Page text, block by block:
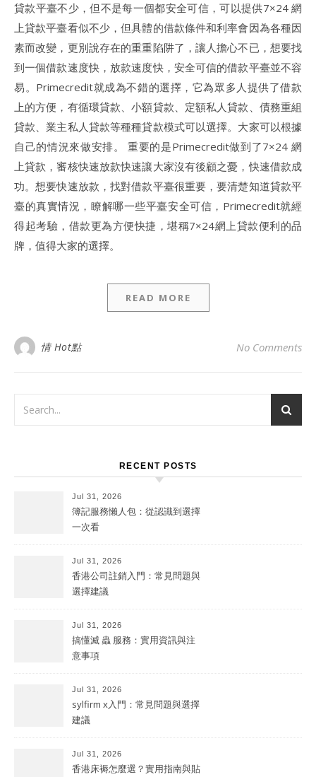
貸款平臺不少，但不是每一個都安全可信，可以提供7×24 網
上貸款平臺看似不少，但具體的借款條件和利率會因為各種因
素而改變，更別說存在的重重陷阱了，讓人擔心不已，想要找
到一個借款速度快，放款速度快，安全可信的借款平臺並不容
易。Primecredit就成為不錯的選擇，它為眾多人提供了借款
上的方便，有循環貸款、小額貸款、定額私人貸款、債務重組
貸款、業主私人貸款等種種貸款模式可以選擇。大家可以根據
自己的情況來做安排。 重要的是Primecredit做到了7×24 網
上貸款，審核快速放款快速讓大家沒有後顧之憂，快速借款成
功。想要快速放款，找對借款平臺很重要，要清楚知道貸款平
臺的真實情況，瞭解哪一些平臺安全可信，Primecredit就經
得起考驗，借款更為方便快捷，堪稱7×24網上貸款便利的品
牌，值得大家的選擇。
READ MORE
情 Hot點 No Comments
RECENT POSTS
Jul 31, 2026
簿記服務懶人包：從認識到選擇
一次看
Jul 31, 2026
香港公司註銷入門：常見問題與
選擇建議
Jul 31, 2026
搞懂滅 蟲 服務：實用資訊與注
意事項
Jul 31, 2026
sylfirm x入門：常見問題與選擇
建議
Jul 31, 2026
香港床褥怎麼選？實用指南與貼